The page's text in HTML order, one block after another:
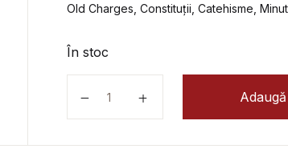
Old Charges, Constituții, Catehisme,
În stoc